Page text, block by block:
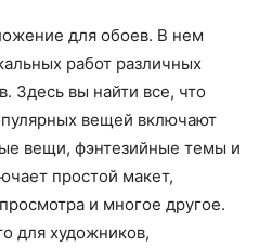
для обоев. В нем
работ различных
Здесь вы найти все, что
вещей включают
вещи, фэнтезийные темы и
простой макет,
и многое другое.
для художников,